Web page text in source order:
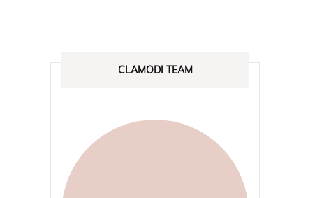
CLAMODI TEAM